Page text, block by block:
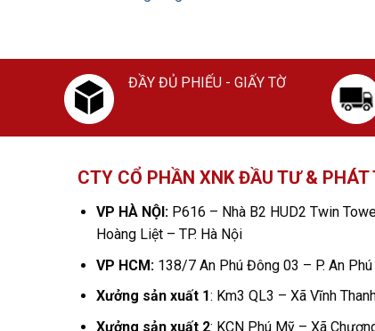
ĐẦY ĐỦ PHIẾU - GIẤY TỜ
CTY CỔ PHẦN XNK ĐẦU TƯ & PHÁT
VP HÀ NỘI:P616 – Nhà B2 HUD2 Twin
Hoàng Liệt – TP. Hà Nội
VP HCM:138/7 An Phú Đông 03 – P. An
Xưởng sản xuất 1: Km3 QL3 – Xã Vĩnh
Xưởng sản xuất 2: KCN Phú Mỹ – Xã